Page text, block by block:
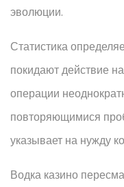
эволюции.
Статистика
покидают действие
операции
повторяющимися
указывает на нужду
Водка казино